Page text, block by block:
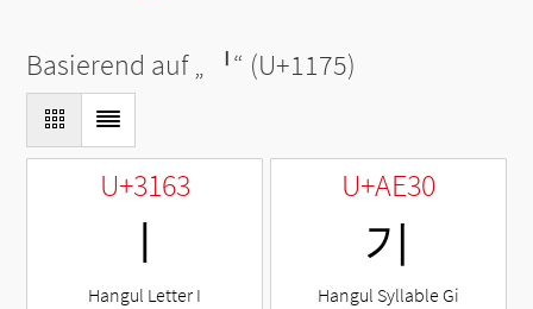
Basierend auf „ ᅵ“ (U+1175)
U+3163
ㅣ
Hangul Letter I
U+AE30
기
Hangul Syllable Gi